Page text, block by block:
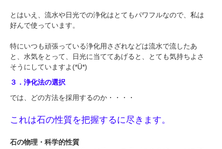
とはいえ、流水や日光での浄化はとてもパワフルなので、私は
好んで使っています。
特にいつも頑張っている浄化用さざれなどは流水で流したあ
と、水気をとって、日光に当ててあげると、とても気持ちよさ
そうにしていますよ(*Ü*)
３．浄化法の選択
では、どの方法を採用するのか・・・・
これは石の性質を把握するに尽きます。
石の物理・科学的性質